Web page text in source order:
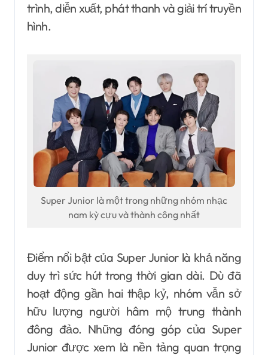
trình, diễn xuất, phát thanh và giải trí truyền
hình.
Super Junior là một trong những nhóm nhạc
nam kỳ cựu và thành công nhất
Điểm nổi bật của Super Junior là khả năng
duy trì sức hút trong thời gian dài. Dù đã
hoạt động gần hai thập kỷ, nhóm vẫn sở
hữu lượng người hâm mộ trung thành
đông đảo. Những đóng góp của Super
Junior được xem là nền tảng quan trọng